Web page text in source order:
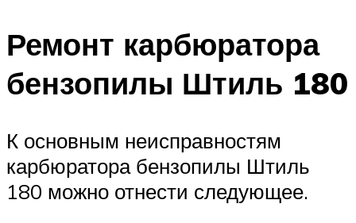
Ремонт карбюратора
бензопилы Штиль 180
К основным неисправностям
карбюратора бензопилы Штиль
180 можно отнести следующее.